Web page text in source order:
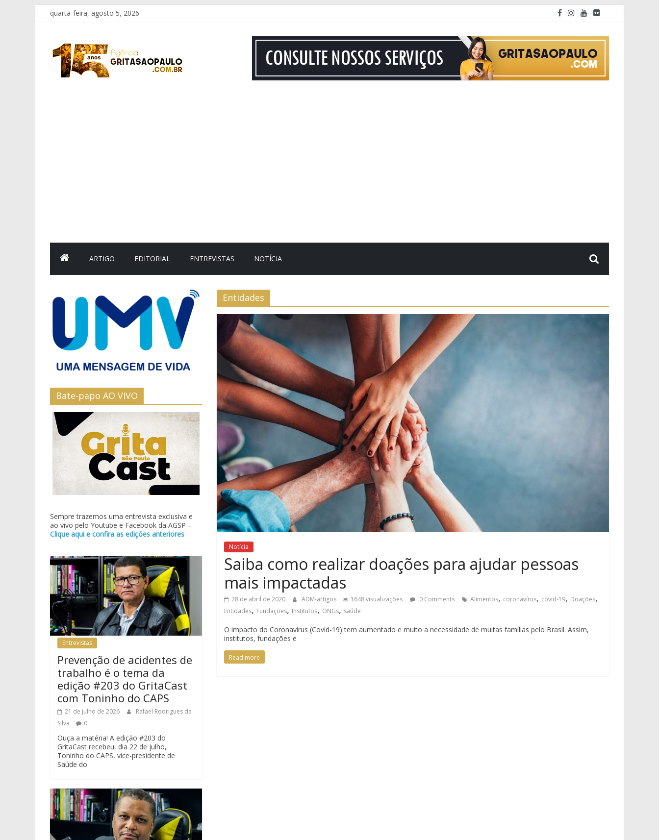
Pular
para
conteúdo
quarta-feira, agosto 5, 2026
Grita
São
ARTIGO EDITORIAL ENTREVISTAS NOTÍCIA
Entidades
Notícia
Saiba como realizar doações para ajudar pessoas
mais impactadas
28 de abril de 2020 ADM-artigos 1648 visualizações 0 Comments Alimentos, coronavírus, covid-19, Doações,
Entidades, Fundações, Institutos, ONGs, saúde
O impacto do Coronavírus (Covid-19) tem aumentado e muito a necessidade de muitas famílias pelo Brasil. Assim,
institutos, fundações e
Read more
Bate-papo AO VIVO
Sempre trazemos uma entrevista exclusiva e
ao vivo pelo Youtube e Facebook da AGSP –
Clique aqui e confira as edições anteriores
Entrevistas
Prevenção de acidentes de
trabalho é o tema da
edição #203 do GritaCast
com Toninho do CAPS
21 de julho de 2026
Rafael Rodrigues da
Silva
0
Ouça a matéria! A edição #203 do
GritaCast recebeu, dia 22 de julho,
Toninho do CAPS, vice-presidente de
Saúde do